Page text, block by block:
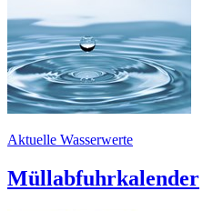
Aktuelle Wasserwerte
Müllabfuhrkalender